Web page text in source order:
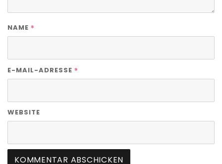
NAME *
E-MAIL-ADRESSE *
WEBSITE